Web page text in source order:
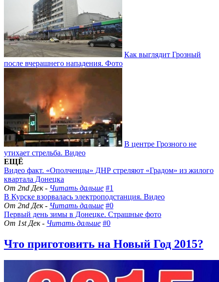
Как выглядит Грозный
после вчерашнего нападения. Фото
В центре Грозного не
утихает стрельба. Видео
ЕЩЁ
Видео факт. «Ополченцы» ДНР стреляют «Градом» из жилого
квартала Донецка
От 2nd Дек - Читать дальше #1
В Курске взорвалась электроподстанция. Видео
От 2nd Дек - Читать дальше #0
Первый день зимы в Донецке. Страшные фото
От 1st Дек - Читать дальше #0
Что приготовить на Новый Год 2015?